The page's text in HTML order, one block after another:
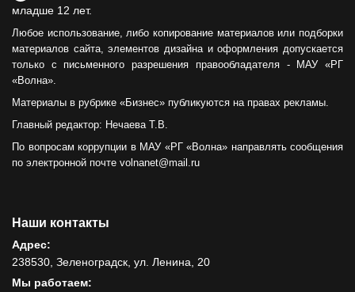
младше 12 лет.
Любое использование, либо копирование материалов или подборки
материалов сайта, элементов дизайна и оформления допускается
только с письменного разрешения правообладателя - МАУ «РГ
«Волна».
Материалы в рубрике «Бизнес» публикуются на правах рекламы.
Главный редактор: Нечаева Т.В.
По вопросам коррупции в МАУ «РГ «Волна» направлять сообщения
по электронной почте volnanet@mail.ru
Наши контакты
Адрес:
238530, Зеленоградск, ул. Ленина, 20
Мы работаем: